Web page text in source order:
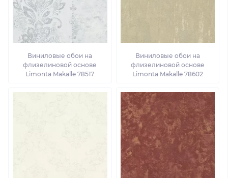
Виниловые обои на
флизелиновой основе
Limonta Makalle 78517
Виниловые обои на
флизелиновой основе
Limonta Makalle 78602